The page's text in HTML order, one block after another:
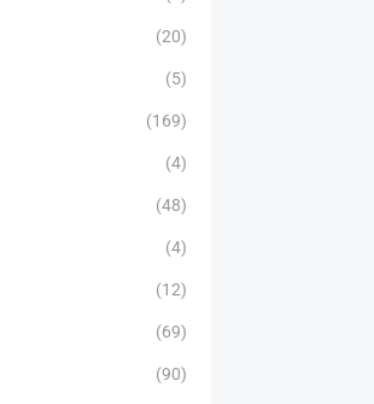
(20)
(5)
(169)
(4)
(48)
(4)
(12)
(69)
(90)